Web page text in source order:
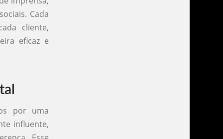
Cada
cliente,
eficaz e
por uma
influente,